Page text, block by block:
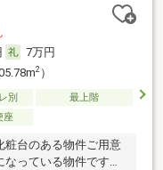
7万円
2）
別
最上階
座
粧台のある物件ご用意
っている物件です。